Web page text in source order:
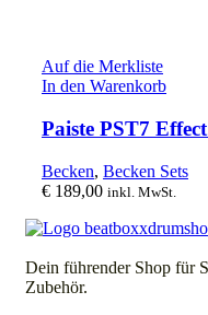
Auf die Merkliste
In den Warenkorb
Paiste PST7
Becken, Becken Sets
€ 189,00 inkl. MwSt.
Dein führender Shop für
Zubehör.